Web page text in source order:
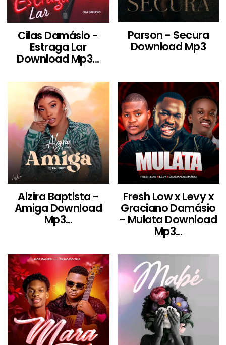
Cilas Damásio -
Estraga Lar
Download Mp3...
Parson - Secura
Download Mp3
Alzira Baptista -
Amiga Download
Mp3...
Fresh Low x Levy x
Graciano Damásio
- Mulata Download
Mp3...